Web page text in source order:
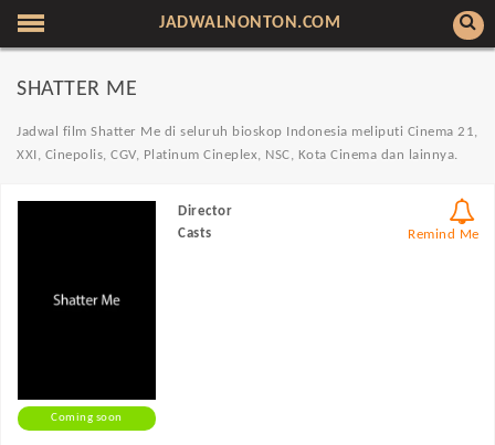
JADWALNONTON.COM
SHATTER ME
Jadwal film Shatter Me di seluruh bioskop Indonesia meliputi Cinema 21,
XXI, Cinepolis, CGV, Platinum Cineplex, NSC, Kota Cinema dan lainnya.
Coming soon
Director
Casts
Remind Me